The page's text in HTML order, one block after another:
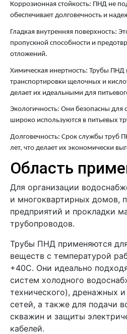
Коррозионная стойкость: ПНД не
обеспечивает долговечность и
Гладкая внутренняя поверхность:
пропускной способности и
отложений.
Химическая инертность: Трубы ПНД
транспортировки щелочных и
делает их идеальными для
Экологичность: Они безопасны
широко используются в питьевых
Долговечность: Срок службы труб
лет, что делает их экономически
Область
Для организации
и многоквартирных домов,
предприятий и прокладки
трубопроводов.
Трубы ПНД применяются
веществ с температурой
+40C. Они идеально
систем холодного
технического), дренажных
сетей, а также для подачи
скважин и защиты
кабелей.